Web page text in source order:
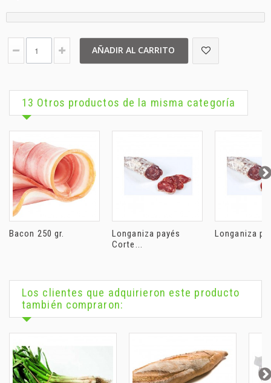
AÑADIR AL CARRITO
13 Otros productos de la misma categoría
Bacon 250 gr.
Longaniza payés
Corte...
Longaniza
Los clientes que adquirieron este producto
también compraron: